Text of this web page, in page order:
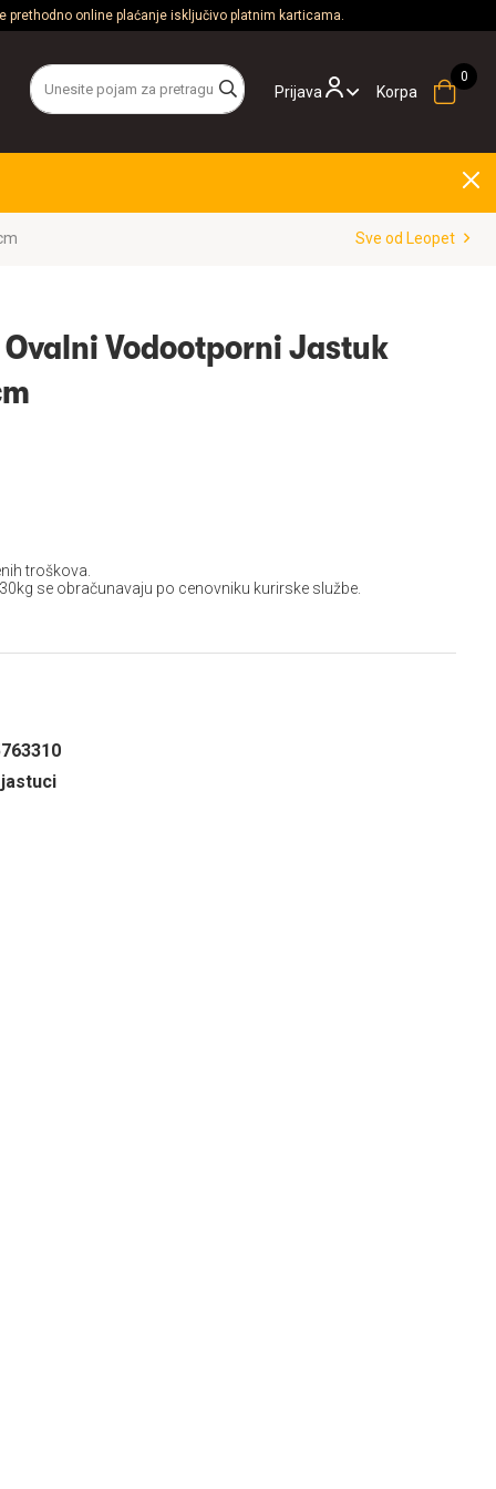
prethodno online plaćanje isključivo platnim karticama.
Prijava Korpa
Sve od Leopet
Ovalni Vodootporni Jastuk
troškova.
se obračunavaju po cenovniku kurirske službe.